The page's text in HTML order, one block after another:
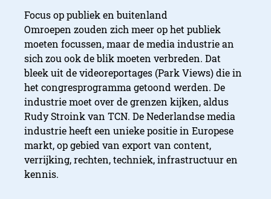
Focus op publiek en buitenland
Omroepen zouden zich meer op het publiek
moeten focussen, maar de media industrie an
sich zou ook de blik moeten verbreden. Dat
bleek uit de videoreportages (Park Views) die in
het congresprogramma getoond werden. De
industrie moet over de grenzen kijken, aldus
Rudy Stroink van TCN. De Nederlandse media
industrie heeft een unieke positie in Europese
markt, op gebied van export van content,
verrijking, rechten, techniek, infrastructuur en
kennis.